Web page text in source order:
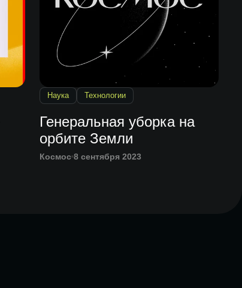
Наука Технологии
Генеральная уборка на
орбите Земли
Космос 8 сентября 2023